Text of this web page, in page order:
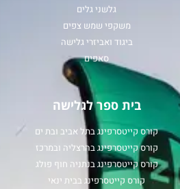
גלשני גלים
משקפי שמש צפים
ביגוד ואביזרי גלישה
סאפים
בית ספר לגלישה
קורס קייטסרפינג בתל אביב ובת ים
קורס קייטסרפינג בהרצליה ובמרכז
קורס קייטסרפינג בנתניה חוף פולג
קורס קייטסרפינג בבית ינאי